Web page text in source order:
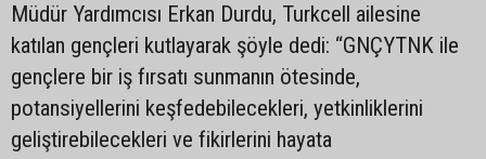
Müdür Yardımcısı Erkan Durdu, Turkcell ailesine
katılan gençleri kutlayarak şöyle dedi: “GNÇYTNK ile
gençlere bir iş fırsatı sunmanın ötesinde,
potansiyellerini keşfedebilecekleri, yetkinliklerini
geliştirebilecekleri ve fikirlerini hayata